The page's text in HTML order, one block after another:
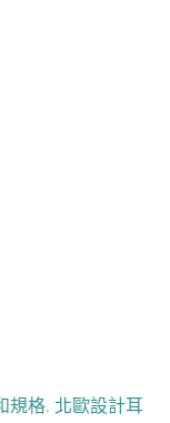
規格, 北歐設計耳